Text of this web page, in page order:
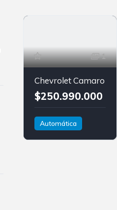
1
Chevrolet Camaro
$250.990.000
Automática